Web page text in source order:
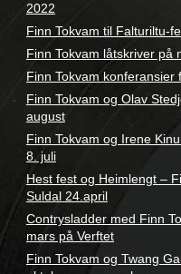
2022
Finn Tokvam til Falturiltu-
Finn Tokvam låtskriver på
Finn Tokvam
Finn Tokvam og Olav
august
Finn Tokvam og Irene
8. juli
Hest fest og Heimlengt –
Suldal 24.april
Contrysladder med Finn
mars på Verftet
Finn Tokvam og Twang